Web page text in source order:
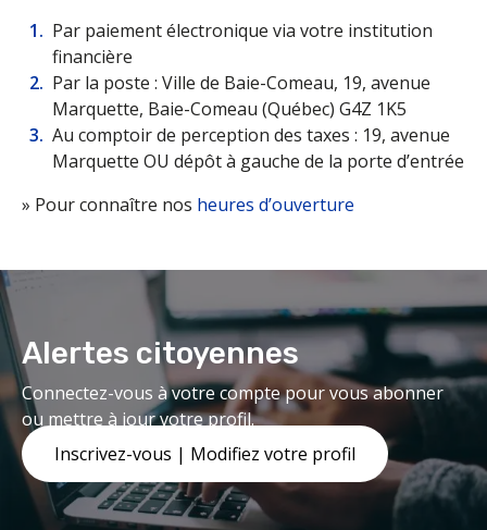
Par paiement électronique via votre institution
financière
Par la poste : Ville de Baie-Comeau, 19, avenue
Marquette, Baie-Comeau (Québec) G4Z 1K5
Au comptoir de perception des taxes : 19, avenue
Marquette OU dépôt à gauche de la porte d’entrée
» Pour connaître nos heures d’ouverture
Alertes citoyennes
Connectez-vous à votre compte pour vous abonner
ou mettre à jour votre profil.
Inscrivez-vous | Modifiez votre profil